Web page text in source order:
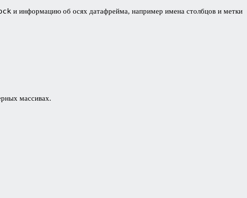
и информацию об осях датафрейма, например имена столбцов и метки
массивах.